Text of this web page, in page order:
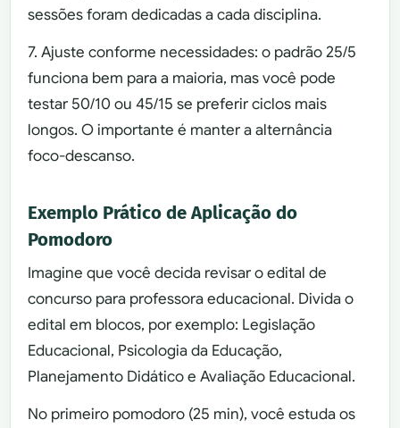
sessões foram dedicadas a cada disciplina.
7. Ajuste conforme necessidades: o padrão 25/5
funciona bem para a maioria, mas você pode
testar 50/10 ou 45/15 se preferir ciclos mais
longos. O importante é manter a alternância
foco-descanso.
Exemplo Prático de Aplicação do
Pomodoro
Imagine que você decida revisar o edital de
concurso para professora educacional. Divida o
edital em blocos, por exemplo: Legislação
Educacional, Psicologia da Educação,
Planejamento Didático e Avaliação Educacional.
No primeiro pomodoro (25 min), você estuda os